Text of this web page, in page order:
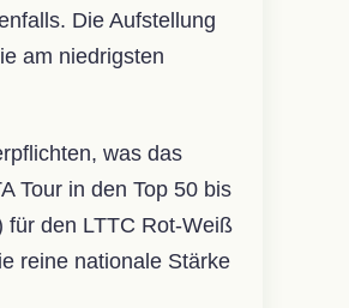
Die Aufstellung
am niedrigsten
was das
Tour in den Top 50 bis
für den LTTC Rot-Weiß
reine nationale Stärke